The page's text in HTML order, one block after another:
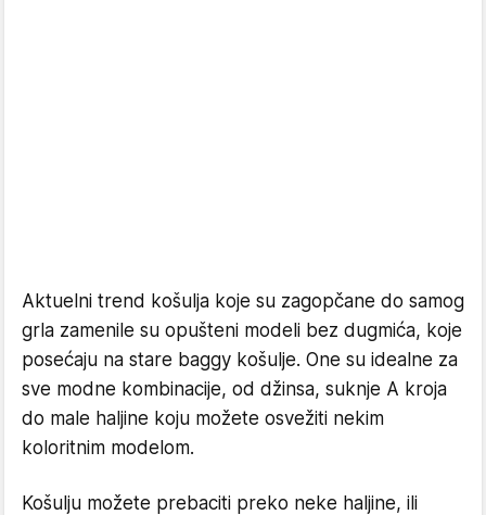
Aktuelni trend košulja koje su zagopčane do samog
grla zamenile su opušteni modeli bez dugmića, koje
posećaju na stare baggy košulje. One su idealne za
sve modne kombinacije, od džinsa, suknje A kroja
do male haljine koju možete osvežiti nekim
koloritnim modelom.
Košulju možete prebaciti preko neke haljine, ili